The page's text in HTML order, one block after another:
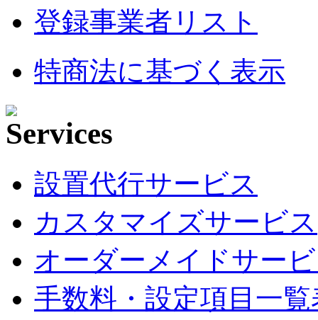
登録事業者リスト
特商法に基づく表示
設置代行サービス
カスタマイズサービス
オーダーメイドサー
手数料・設定項目一覧